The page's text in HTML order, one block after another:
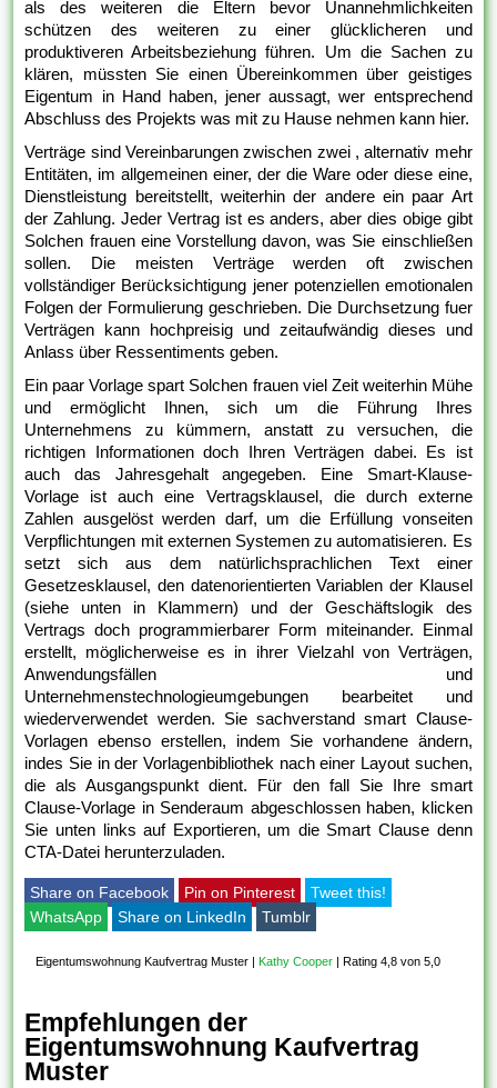
als des weiteren die Eltern bevor Unannehmlichkeiten
schützen des weiteren zu einer glücklicheren und
produktiveren Arbeitsbeziehung führen. Um die Sachen zu
klären, müssten Sie einen Übereinkommen über geistiges
Eigentum in Hand haben, jener aussagt, wer entsprechend
Abschluss des Projekts was mit zu Hause nehmen kann hier.
Verträge sind Vereinbarungen zwischen zwei , alternativ mehr
Entitäten, im allgemeinen einer, der die Ware oder diese eine,
Dienstleistung bereitstellt, weiterhin der andere ein paar Art
der Zahlung. Jeder Vertrag ist es anders, aber dies obige gibt
Solchen frauen eine Vorstellung davon, was Sie einschließen
sollen. Die meisten Verträge werden oft zwischen
vollständiger Berücksichtigung jener potenziellen emotionalen
Folgen der Formulierung geschrieben. Die Durchsetzung fuer
Verträgen kann hochpreisig und zeitaufwändig dieses und
Anlass über Ressentiments geben.
Ein paar Vorlage spart Solchen frauen viel Zeit weiterhin Mühe
und ermöglicht Ihnen, sich um die Führung Ihres
Unternehmens zu kümmern, anstatt zu versuchen, die
richtigen Informationen doch Ihren Verträgen dabei. Es ist
auch das Jahresgehalt angegeben. Eine Smart-Klause-
Vorlage ist auch eine Vertragsklausel, die durch externe
Zahlen ausgelöst werden darf, um die Erfüllung vonseiten
Verpflichtungen mit externen Systemen zu automatisieren. Es
setzt sich aus dem natürlichsprachlichen Text einer
Gesetzesklausel, den datenorientierten Variablen der Klausel
(siehe unten in Klammern) und der Geschäftslogik des
Vertrags doch programmierbarer Form miteinander. Einmal
erstellt, möglicherweise es in ihrer Vielzahl von Verträgen,
Anwendungsfällen und
Unternehmenstechnologieumgebungen bearbeitet und
wiederverwendet werden. Sie sachverstand smart Clause-
Vorlagen ebenso erstellen, indem Sie vorhandene ändern,
indes Sie in der Vorlagenbibliothek nach einer Layout suchen,
die als Ausgangspunkt dient. Für den fall Sie Ihre smart
Clause-Vorlage in Senderaum abgeschlossen haben, klicken
Sie unten links auf Exportieren, um die Smart Clause denn
CTA-Datei herunterzuladen.
Share on Facebook Pin on Pinterest
Tweet this!
WhatsApp
Share on LinkedIn Tumblr
Eigentumswohnung Kaufvertrag Muster | Kathy Cooper |Rating 4,8 von 5,0
Empfehlungen der
Eigentumswohnung Kaufvertrag
Muster